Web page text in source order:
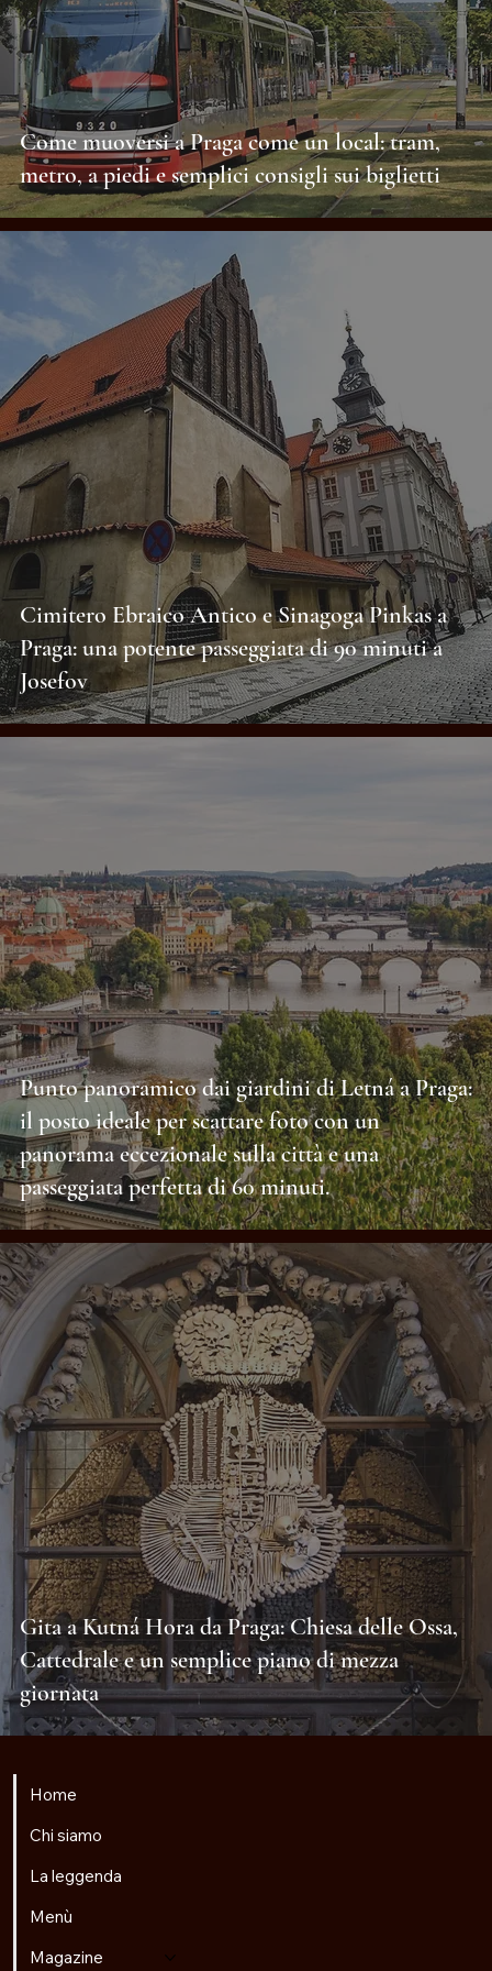
Come muoversi a Praga come un local: tram,
metro, a piedi e semplici consigli sui biglietti
Cimitero Ebraico Antico e Sinagoga Pinkas a
Praga: una potente passeggiata di 90 minuti a
Josefov
Punto panoramico dai giardini di Letná a Praga:
il posto ideale per scattare foto con un
panorama eccezionale sulla città e una
passeggiata perfetta di 60 minuti.
Gita a Kutná Hora da Praga: Chiesa delle Ossa,
Cattedrale e un semplice piano di mezza
giornata
Home
Chi siamo
La leggenda
Menù
Magazine